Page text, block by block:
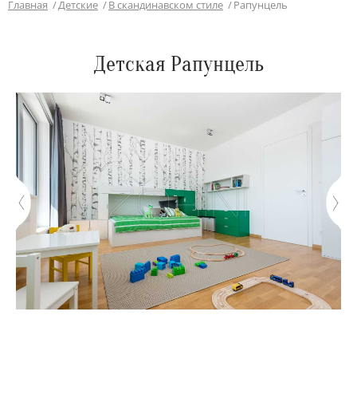
Главная Детские В скандинавском стиле Рапунцель
Детская Рапунцель